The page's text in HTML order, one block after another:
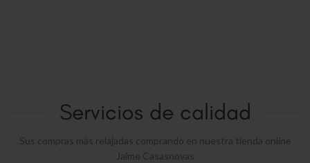
Servicios de calidad
Sus compras más relajadas comprando en nuestra tienda online
Jaime Casasnovas